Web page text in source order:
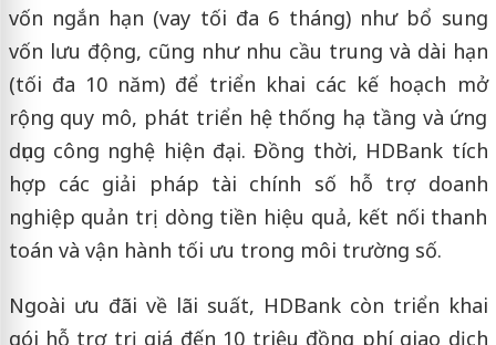
vốn ngắn hạn (vay tối đa 6 tháng) như bổ sung
vốn lưu động, cũng như nhu cầu trung và dài hạn
(tối đa 10 năm) để triển khai các kế hoạch mở
rộng quy mô, phát triển hệ thống hạ tầng và ứng
dụng công nghệ hiện đại. Đồng thời, HDBank tích
hợp các giải pháp tài chính số hỗ trợ doanh
nghiệp quản trị dòng tiền hiệu quả, kết nối thanh
toán và vận hành tối ưu trong môi trường số.
Ngoài ưu đãi về lãi suất, HDBank còn triển khai
gói hỗ trợ trị giá đến 10 triệu đồng phí giao dịch